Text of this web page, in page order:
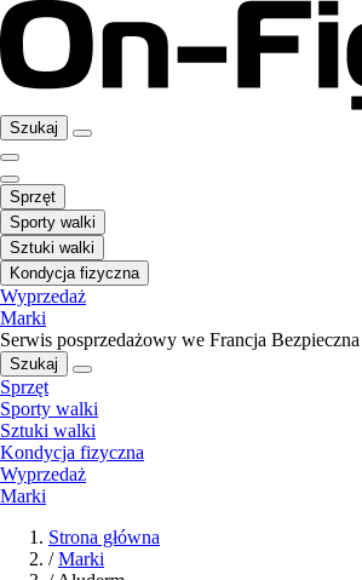
Szukaj
Sprzęt
Sporty walki
Sztuki walki
Kondycja fizyczna
Wyprzedaż
Marki
Serwis posprzedażowy we Francja Bezpieczna
Szukaj
Sprzęt
Sporty walki
Sztuki walki
Kondycja fizyczna
Wyprzedaż
Marki
Strona główna
/ Marki